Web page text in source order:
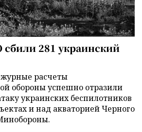
сбили 281 украинский
расчеты
обороны успешно отразили
украинских беспилотников
и над акваторией Черного